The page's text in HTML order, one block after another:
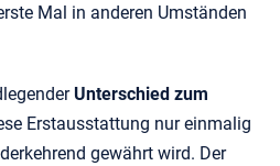
Mal in anderen Umständen
Unterschied zum
Erstausstattung nur einmalig
gewährt wird. Der